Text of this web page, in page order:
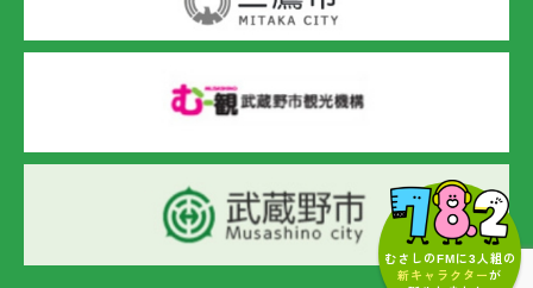
むさしのFMに3人組の
新キャラクターが